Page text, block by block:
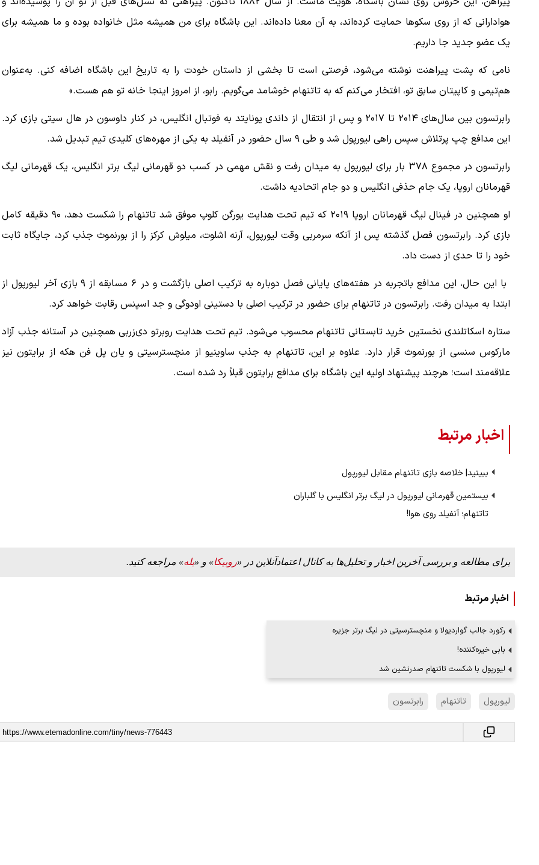
هوادارانی که از روی سکوها حمایت کرده‌اند، به آن معنا داده‌اند. این باشگاه برای من همیشه مثل خانواده بوده و ما همیشه برای
یک عضو جدید جا داریم.
نامی که پشت پیراهنت نوشته می‌شود، فرصتی است تا بخشی از داستان خودت را به تاریخ این باشگاه اضافه کنی. به‌عنوان
هم‌تیمی و کاپیتان سابق تو، افتخار می‌کنم که به تاتنهام خوشامد می‌گویم. رابو، از امروز اینجا خانه تو هم هست.»
رابرتسون بین سال‌های ۲۰۱۴ تا ۲۰۱۷ و پس از انتقال از داندی یونایتد به فوتبال انگلیس، در کنار داوسون در هال سیتی بازی کرد.
این مدافع چپ پرتلاش سپس راهی لیورپول شد و طی ۹ سال حضور در آنفیلد به یکی از مهره‌های کلیدی تیم تبدیل شد.
رابرتسون در مجموع ۳۷۸ بار برای لیورپول به میدان رفت و نقش مهمی در کسب دو قهرمانی لیگ برتر انگلیس، یک قهرمانی لیگ
قهرمانان اروپا، یک جام حذفی انگلیس و دو جام اتحادیه داشت.
او همچنین در فینال لیگ قهرمانان اروپا ۲۰۱۹ که تیم تحت هدایت یورگن کلوپ موفق شد تاتنهام را شکست دهد، ۹۰ دقیقه کامل
بازی کرد. رابرتسون فصل گذشته پس از آنکه سرمربی وقت لیورپول، آرنه اشلوت، میلوش کرکز را از بورنموث جذب کرد، جایگاه ثابت
خود را تا حدی از دست داد.
با این حال، این مدافع باتجربه در هفته‌های پایانی فصل دوباره به ترکیب اصلی بازگشت و در ۶ مسابقه از ۹ بازی آخر لیورپول از
ابتدا به میدان رفت‌. رابرتسون در تاتنهام برای حضور در ترکیب اصلی با دستینی اودوگی و جد اسپنس رقابت خواهد کرد.
ستاره اسکاتلندی نخستین خرید تابستانی تاتنهام محسوب می‌شود. تیم تحت هدایت روبرتو دی‌زربی همچنین در آستانه جذب آزاد
مارکوس سنسی از بورنموث قرار دارد. علاوه بر این، تاتنهام به جذب ساوینیو از منچسترسیتی و یان پل فن هکه از برایتون نیز
علاقه‌مند است؛ هرچند پیشنهاد اولیه این باشگاه برای مدافع برایتون قبلاً رد شده است.
اخبار مرتبط
ببینید| خلاصه بازی تاتنهام مقابل لیورپول
بیستمین قهرمانی لیورپول در لیگ برتر انگلیس با گلباران
تاتنهام؛ آنفیلد روی هوا!
برای مطالعه و بررسی آخرین اخبار و تحلیل‌ها به کانال اعتمادآنلاین در «روبیکا» و «بله» مراجعه کنید.
اخبار مرتبط
رکورد جالب گواردیولا و منچسترسیتی در لیگ برتر جزیره
بابی خیره‌کننده!
لیورپول با شکست تاتنهام صدرنشین شد
لیورپول تاتنهام رابرتسون
می‌کنیم، اما
پذیرش شروط ایران از…